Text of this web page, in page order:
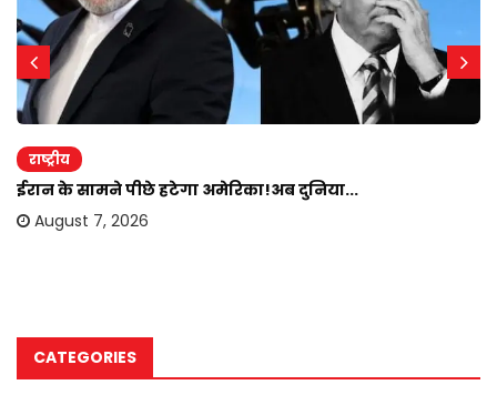
राष्ट्रीय
ईरान के सामने पीछे हटेगा अमेरिका!अब दुनिया...
August 7, 2026
CATEGORIES